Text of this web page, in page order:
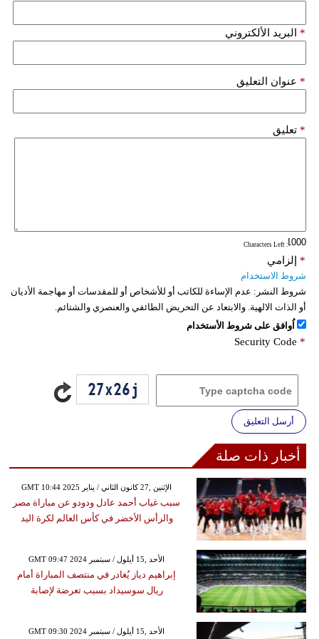
البريد الألكتروني *
عنوان التعليق *
تعليق *
: Characters Left
إلزامي *
شروط الاستخدام
شروط النشر: عدم الإساءة للكاتب أو للأشخاص أو للمقدسات أو مهاجمة الأديان
أو الذات الالهية. والابتعاد عن التحريض الطائفي والعنصري والشتائم.
اُوافق على شروط الأستخدام
Security Code *
أرسل التعليق
أخبار ذات صلة
GMT 10:44 2025 الإثنين ,27 كانون الثاني / يناير
سبب غياب أحمد عادل ودودو عن مباراة مصر
والرأس الأخضر في كأس العالم لكرة اليد
GMT 09:47 2024 الأحد ,15 أيلول / سبتمبر
إبراهيم دياز يُغادر في منتصف المباراة أمام
ريال سوسيداد بسبب تعرضة لإصابة
GMT 09:30 2024 الأحد ,15 أيلول / سبتمبر